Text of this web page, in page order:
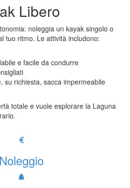
Libero
noleggia un kayak singolo o
tuo ritmo. Le attività includono:
e facile da condurre
su richiesta, sacca impermeabile
totale e vuole esplorare la Laguna
Noleggio